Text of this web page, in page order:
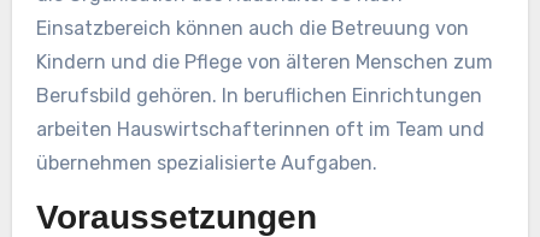
Einsatzbereich können auch die Betreuung von
Kindern und die Pflege von älteren Menschen zum
Berufsbild gehören. In beruflichen Einrichtungen
arbeiten Hauswirtschafterinnen oft im Team und
übernehmen spezialisierte Aufgaben.
Voraussetzungen